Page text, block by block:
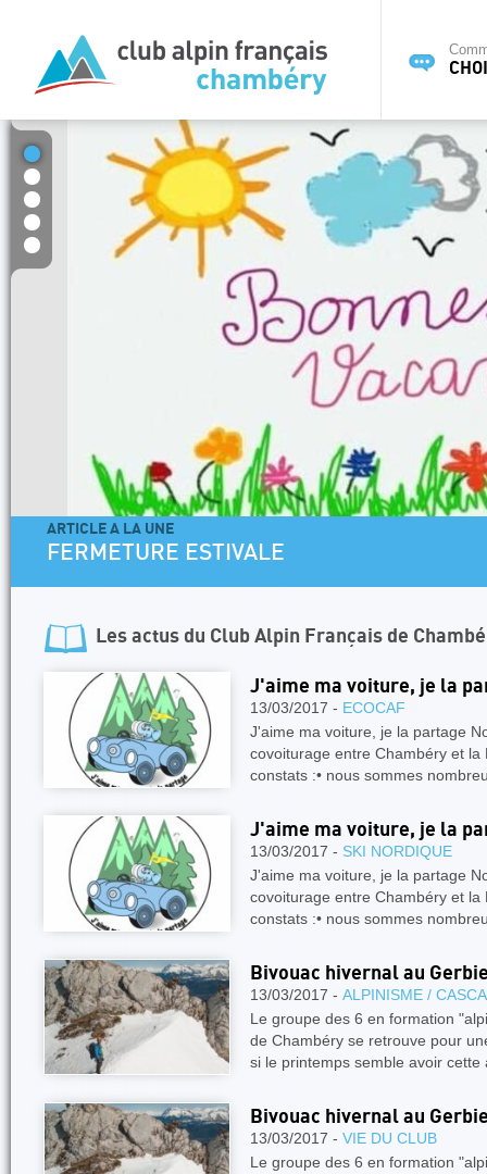
ARTICLE A LA UNE
FERMETURE ESTIVALE
Les actus du Club Alpin Français de
J'aime ma voiture, je la
13/03/2017 - ECOCAF
J'aime ma voiture, je la partage
covoiturage entre Chambéry et
constats :• nous sommes
J'aime ma voiture, je la
13/03/2017 - SKI NORDIQUE
J'aime ma voiture, je la partage
covoiturage entre Chambéry et
constats :• nous sommes
Bivouac hivernal au
13/03/2017 - ALPINISME /
Le groupe des 6 en formation
de Chambéry se retrouve pour
si le printemps semble avoir
Bivouac hivernal au
13/03/2017 - VIE DU CLUB
Le groupe des 6 en formation